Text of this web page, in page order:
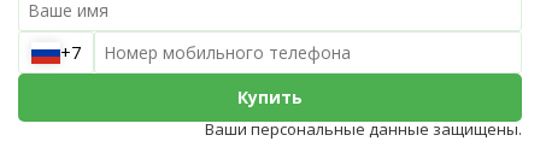
+7
Купить
Ваши персональные данные защищены.